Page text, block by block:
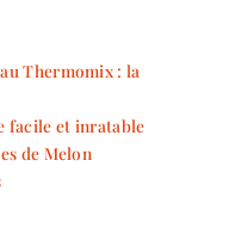
Thermomix : la
facile et inratable
de Melon